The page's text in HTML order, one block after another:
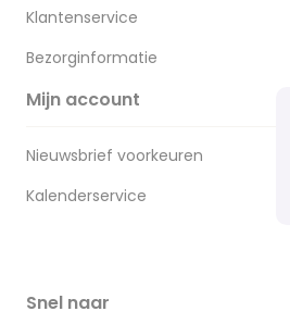
Klantenservice
Bezorginformatie
Mijn account
Nieuwsbrief voorkeuren
Kalenderservice
Snel naar